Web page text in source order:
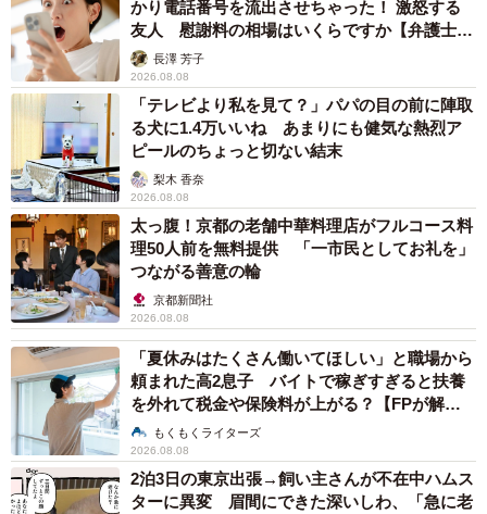
「気づいたら朝になっていた」——そんな時間の流れに身
を委ねに、足を運んでみたくなります。
ひとりで泊まれる喫茶店を営んでいます。最近のXは感性が
近い人に届くらしいので、素敵と思っていただけたら、い
いねだけでもしてもらえたら嬉しいです。
pic.twitter.com/o59SX7AiUH
— 旅の自由帳 (@creamsoda_sea)
かり電話番号を流出させちゃった！ 激怒する
友人 慰謝料の相場はいくらですか【弁護士が
解説】長澤 芳子
2026.08.08
「テレビより私を見て？」パパの目の前に陣取
る犬に1.4万いいね あまりにも健気な熱烈ア
ピールのちょっと切ない結末
梨木 香奈
2026.08.08
太っ腹！京都の老舗中華料理店がフルコース料
理50人前を無料提供 「一市民としてお礼を」
つながる善意の輪
京都新聞社
2026.08.08
「夏休みはたくさん働いてほしい」と職場から
頼まれた高2息子 バイトで稼ぎすぎると扶養
を外れて税金や保険料が上がる？【FPが解
説】もくもくライターズ
2026.08.08
2泊3日の東京出張→飼い主さんが不在中ハムス
ターに異変 眉間にできた深いしわ、「急に老